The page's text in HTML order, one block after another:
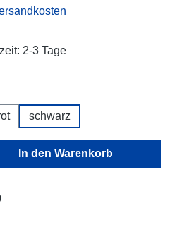
2-3 Tage
schwarz
den gewünschten
In den Warenkorb